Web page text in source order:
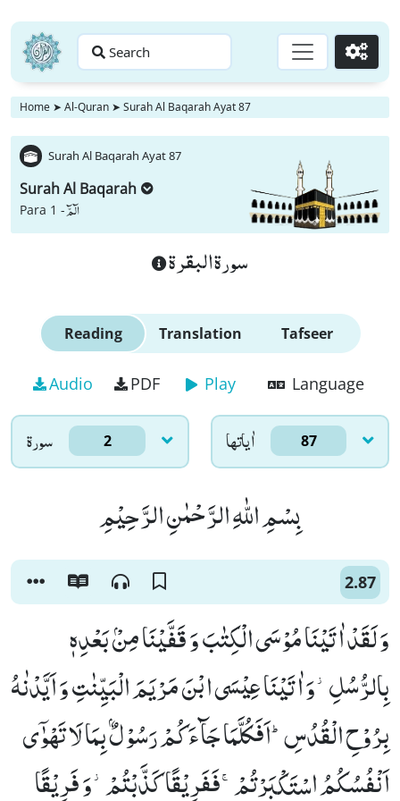
Search Go
Home ➤ Al-Quran ➤ Surah Al Baqarah Ayat 87
Surah Al Baqarah Ayat 87
Surah Al Baqarah
Para 1 -الٓمّٓ
سورة البقرة
Reading Translation Tafseer
Audio PDF Play Language
سورۃ 2 اٰياتها 87
بِسْمِ اللّٰهِ الرَّحْمٰنِ الرَّحِیْمِ
2.87
وَ لَقَدْ اٰتَیْنَا مُوْسَى الْكِتٰبَ وَ قَفَّیْنَا مِنْۢ بَعْدِهٖ
بِالرُّسُلِ٘-وَ اٰتَیْنَا عِیْسَى ابْنَ مَرْیَمَ الْبَیِّنٰتِ وَ اَیَّدْنٰهُ
بِرُوْحِ الْقُدُسِؕ-اَفَكُلَّمَا جَآءَكُمْ رَسُوْلٌۢ بِمَا لَا تَهْوٰۤى
اَنْفُسُكُمُ اسْتَكْبَرْتُمْۚ-فَفَرِیْقًا كَذَّبْتُمْ٘-وَ فَرِیْقًا